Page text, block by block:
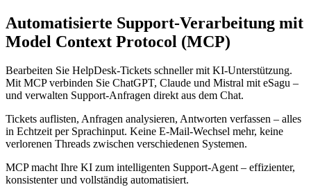
Automatisierte Support-Verarbeitung mit
Model Context Protocol (MCP)
Bearbeiten Sie HelpDesk-Tickets schneller mit KI-Unterstützung.
Mit MCP verbinden Sie ChatGPT, Claude und Mistral mit eSagu –
und verwalten Support-Anfragen direkt aus dem Chat.
Tickets auflisten, Anfragen analysieren, Antworten verfassen – alles
in Echtzeit per Sprachinput. Keine E-Mail-Wechsel mehr, keine
verlorenen Threads zwischen verschiedenen Systemen.
MCP macht Ihre KI zum intelligenten Support-Agent – effizienter,
konsistenter und vollständig automatisiert.